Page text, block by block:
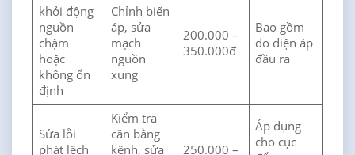
khởi động
nguồn
chậm
hoặc
không ổn
định
Chỉnh biến
áp, sửa
mạch
nguồn
xung
200.000 –
350.000đ
Bao gồm
đo điện áp
đầu ra
Sửa lỗi
phát lệch
Kiểm tra
cân bằng
kênh, sửa
250.000 –
Áp dụng
cho cục